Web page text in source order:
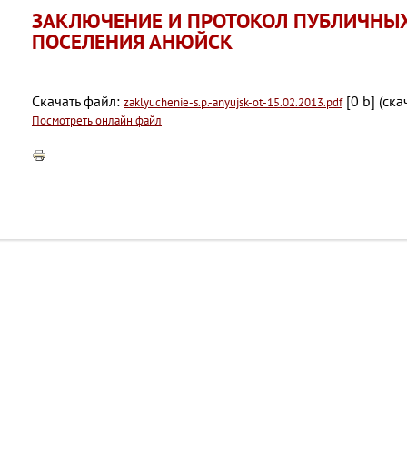
ЗАКЛЮЧЕНИЕ И ПРОТОКОЛ
ПОСЕЛЕНИЯ АНЮЙСК
Скачать файл: zaklyuchenie-s.p.-anyujsk-ot-15.02.2013.pdf[0 b]
Посмотреть онлайн файл